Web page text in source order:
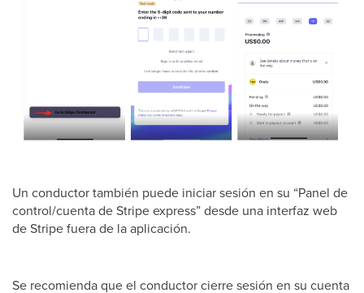
Un conductor también puede iniciar sesión en su “Panel de
control/cuenta de Stripe express” desde una interfaz web
de Stripe fuera de la aplicación.
Se recomienda que el conductor cierre sesión en su cuenta